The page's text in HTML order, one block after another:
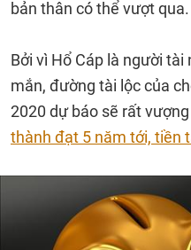
bản thân có thể vượt qua.
Bởi vì Hổ Cáp là người
mắn, đường tài lộc của
2020 dự báo sẽ rất
thành đạt 5 năm tới, tiền